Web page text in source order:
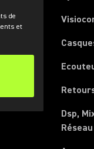
de
et
Dsp,
Réseau